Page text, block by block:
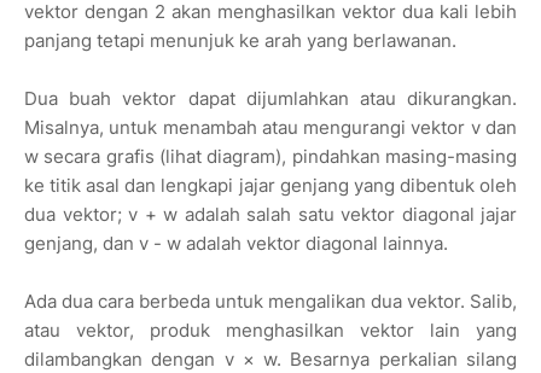
vektor dengan 2 akan menghasilkan vektor dua kali lebih
panjang tetapi menunjuk ke arah yang berlawanan.
Dua buah vektor dapat dijumlahkan atau dikurangkan.
Misalnya, untuk menambah atau mengurangi vektor v dan
w secara grafis (lihat diagram), pindahkan masing-masing
ke titik asal dan lengkapi jajar genjang yang dibentuk oleh
dua vektor; v + w adalah salah satu vektor diagonal jajar
genjang, dan v - w adalah vektor diagonal lainnya.
Ada dua cara berbeda untuk mengalikan dua vektor. Salib,
atau vektor, produk menghasilkan vektor lain yang
dilambangkan dengan v × w. Besarnya perkalian silang